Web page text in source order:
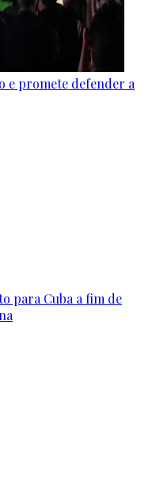
e promete defender a
para Cuba a fim de